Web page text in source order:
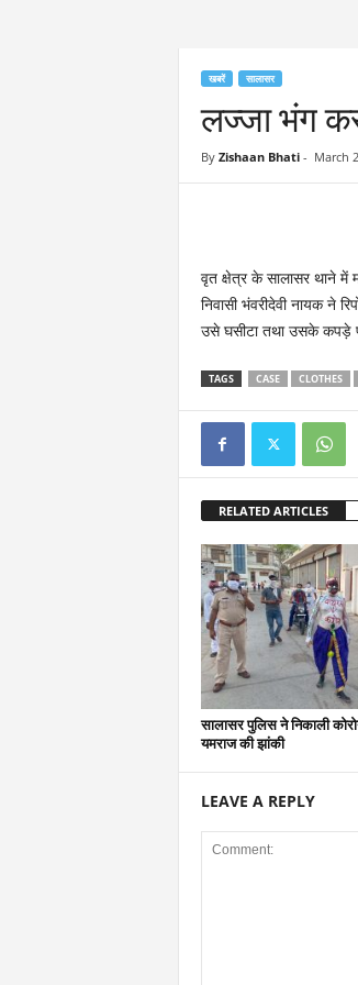
खबरें सालासर
लज्जा भंग
By Zishaan Bhati- March
वृत क्षेत्र के सालासर थाने में
निवासी भंवरीदेवी नायक ने
उसे घसीटा तथा उसके कपड़े
TAGS CASE CLOTHES
RELATED ARTICLES
सालासर पुलिस ने निकाली
यमराज की झांकी
LEAVE A REPLY